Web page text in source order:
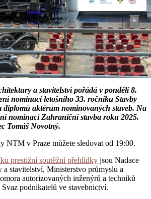
a stavitelství pořádá v pondělí 8.
nominací letošního 33. ročníku Stavby
diplomů aktérům nominovaných staveb. Na
nominací Zahraniční stavba roku 2025.
Tomáš Novotný.
NTM v Praze můžete sledovat od 19:00.
prestižní soutěžní přehlídky jsou Nadace
stavitelství, Ministerstvo průmyslu a
autorizovaných inženýrů a techniků
podnikatelů ve stavebnictví.